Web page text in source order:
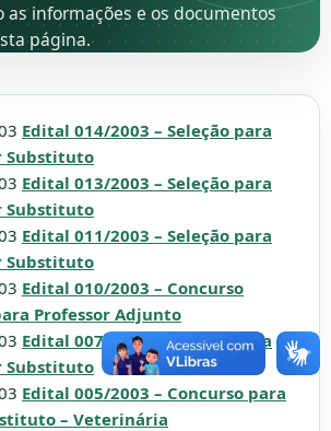
as informações e os documentos
página.
Edital 014/2003 – Seleção para
Substituto
Edital 013/2003 – Seleção para
Substituto
Edital 011/2003 – Seleção para
Substituto
Edital 010/2003 – Concurso
Professor Adjunto
Edital 007/2003 – Seleção para
Substituto
Edital 005/2003 – Concurso para
– Veterinária